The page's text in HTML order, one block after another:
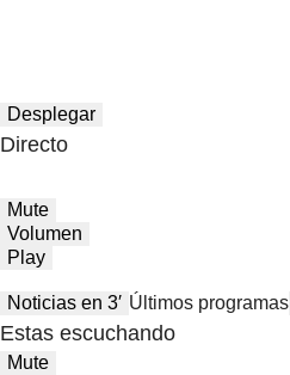
Desplegar
Directo
Mute
Volumen
Play
Noticias en 3′ Últimos programas
Estas escuchando
Mute